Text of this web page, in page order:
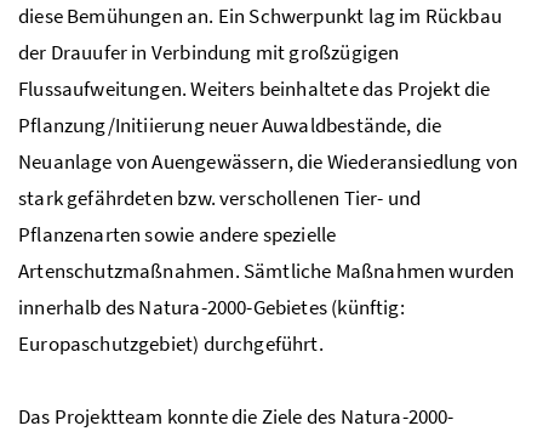
diese Bemühungen an. Ein Schwerpunkt lag im Rückbau
der Drauufer in Verbindung mit großzügigen
Flussaufweitungen. Weiters beinhaltete das Projekt die
Pflanzung/Initiierung neuer Auwaldbestände, die
Neuanlage von Auengewässern, die Wiederansiedlung von
stark gefährdeten bzw. verschollenen Tier- und
Pflanzenarten sowie andere spezielle
Artenschutzmaßnahmen. Sämtliche Maßnahmen wurden
innerhalb des Natura-2000-Gebietes (künftig:
Europaschutzgebiet) durchgeführt.
Das Projektteam konnte die Ziele des Natura-2000-